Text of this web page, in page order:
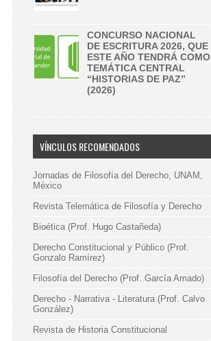
CONCURSO NACIONAL
DE ESCRITURA 2026, QUE
ESTE AÑO TENDRÁ COMO
TEMÁTICA CENTRAL
“HISTORIAS DE PAZ”
(2026)
VÍNCULOS RECOMENDADOS
Jornadas de Filosofía del Derecho, UNAM,
México
Revista Telemática de Filosofía y Derecho
Bioética (Prof. Hugo Castañeda)
Derecho Constitucional y Público (Prof.
Gonzalo Ramírez)
Filosofía del Derecho (Prof. García Amado)
Derecho - Narrativa - Literatura (Prof. Calvo
González)
Revista de Historia Constitucional